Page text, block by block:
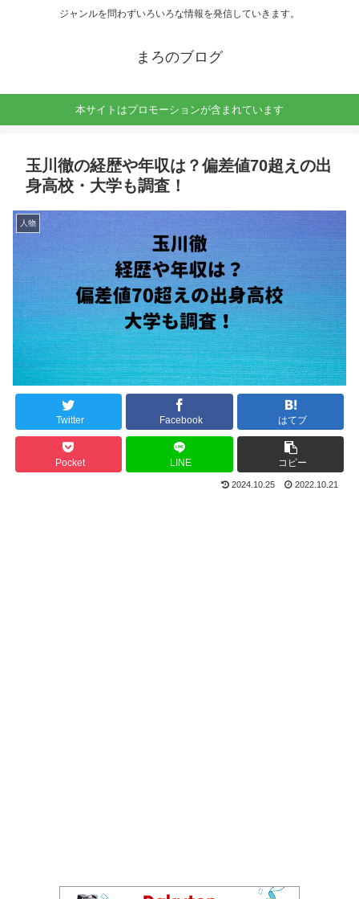
ジャンルを問わずいろいろな情報を発信していきます。
まろのブログ
本サイトはプロモーションが含まれています
玉川徹の経歴や年収は？偏差値70超えの出
身高校・大学も調査！
人物
Twitter Facebook はてブ
Pocket LINE コピー
2024.10.25 2022.10.21